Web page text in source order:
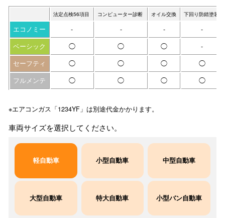
法定点検56項目 コンピューター診断 オイル交換 下回り防錆塗装
エコノミー - - -
-
ベーシック
◯ ◯ ◯
-
セーフティ
◯ ◯ ◯
◯
フルメンテ
◯ ◯ ◯ ◯
※エアコンガス「1234YF」は別途代金かかります。
車両サイズを選択してください。
軽自動車 小型自動車 中型自動車
大型自動車 特大自動車 小型バン自動車